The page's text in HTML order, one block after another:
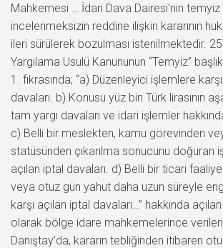
Mahkemesi … İdari Dava Dairesi’nin
incelenmeksizin reddine ilişkin kararının
ileri sürülerek bozulması istenilmektedir.
Yargılama Usulü Kanununun “Temyiz”
1. fıkrasında; “a) Düzenleyici işlemlere
davaları. b) Konusu yüz bin Türk lirasının
tam yargı davaları ve idari işlemler
c) Belli bir meslekten, kamu görevinden
statüsünden çıkarılma sonucunu doğuran
açılan iptal davaları. d) Belli bir ticari
veya otuz gün yahut daha uzun süreyle
karşı açılan iptal davaları…” hakkında
olarak bölge idare mahkemelerince verilen
Danıştay’da, kararın tebliğinden itibaren